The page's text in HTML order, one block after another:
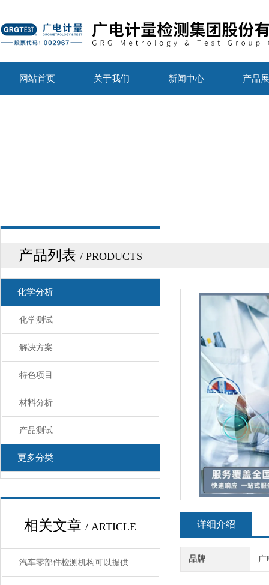
网站首页 关于我们 新闻中心 产品
产品列表 / PRODUCTS
化学分析
化学测试
解决方案
特色项目
材料分析
产品测试
更多分类
相关文章 / ARTICLE
汽车零部件检测机构可以提供哪些测试服务？
详细介绍
品牌 广